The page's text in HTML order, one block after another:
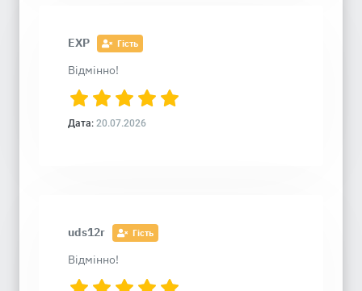
EXP Гість
Відмінно!
Дата: 20.07.2026
uds12r Гість
Відмінно!